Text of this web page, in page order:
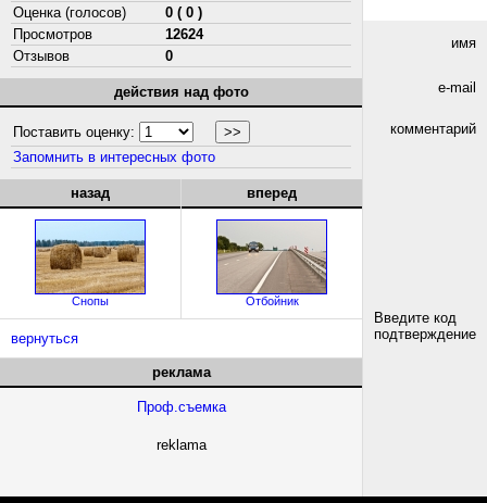
Оценка (голосов)
0 ( 0 )
Просмотров
12624
Отзывов
0
действия над фото
Поставить оценку:
Запомнить в интересных фото
назад
Снопы
вперед
Отбойник
вернуться
реклама
Проф.съемка
reklama
имя
e-mail
комментарий
Введите код
подтверждение